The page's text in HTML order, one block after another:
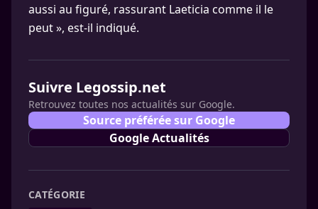
aussi au figuré, rassurant Laeticia comme il le
peut », est-il indiqué.
Suivre Legossip.net
Retrouvez toutes nos actualités sur Google.
Source préférée sur Google
Google Actualités
CATÉGORIE